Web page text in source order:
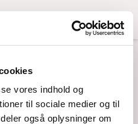
vores indhold og
til sociale medier og til
også oplysninger om
Menu
· 7.50 - 9